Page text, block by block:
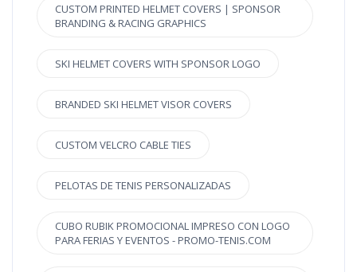
CUSTOM PRINTED HELMET COVERS | SPONSOR
BRANDING & RACING GRAPHICS
SKI HELMET COVERS WITH SPONSOR LOGO
BRANDED SKI HELMET VISOR COVERS
CUSTOM VELCRO CABLE TIES
PELOTAS DE TENIS PERSONALIZADAS
CUBO RUBIK PROMOCIONAL IMPRESO CON LOGO
PARA FERIAS Y EVENTOS - PROMO-TENIS.COM